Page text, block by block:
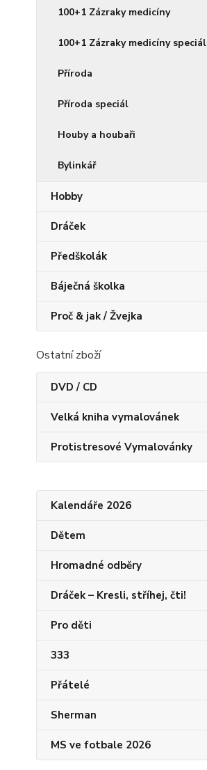
100+1 Zázraky medicíny
100+1 Zázraky medicíny speciál
Příroda
Příroda speciál
Houby a houbaři
Bylinkář
Hobby
Dráček
Předškolák
Báječná školka
Proč & jak / Žvejka
Ostatní zboží
DVD / CD
Velká kniha vymalovánek
Protistresové Vymalovánky
Kalendáře 2026
Dětem
Hromadné odběry
Dráček – Kresli, stříhej, čti!
Pro děti
333
Přátelé
Sherman
MS ve fotbale 2026